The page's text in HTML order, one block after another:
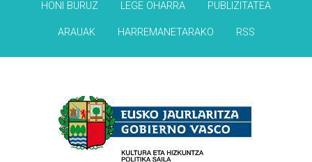
HONI BURUZ LEGE OHARRA PUBLIZITATEA
ARAUAK HARREMANETARAKO RSS